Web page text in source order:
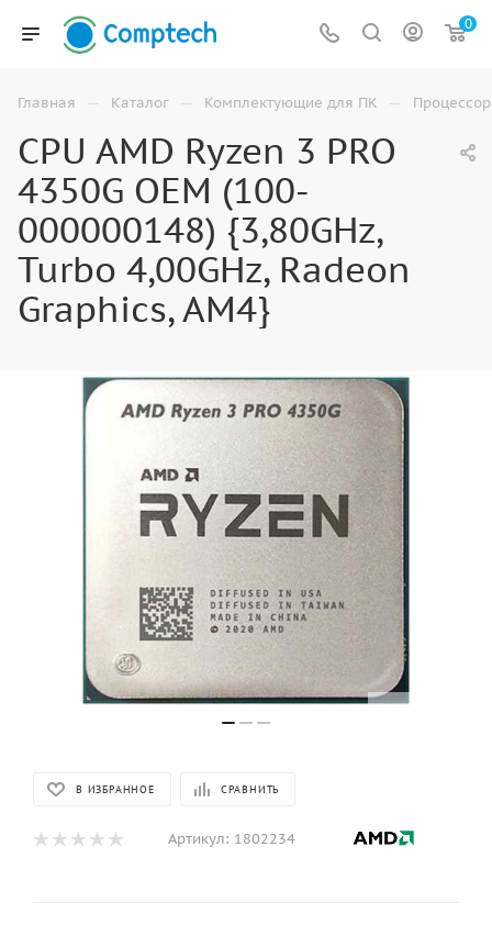
0
Главная — Каталог — Комплектующие для ПК —
CPU AMD Ryzen 3 PRO
4350G OEM (100-
000000148) {3,80GHz,
Turbo 4,00GHz, Radeon
Graphics, AM4}
В ИЗБРАННОЕ СРАВНИТЬ
Артикул: 1802234